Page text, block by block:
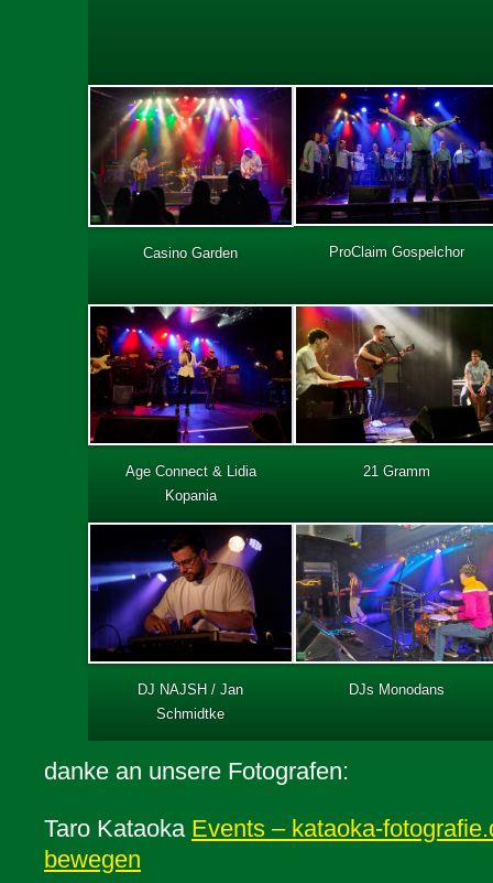
Casino Garden ProClaim Gospelchor
Age Connect & Lidia
Kopania
21 Gramm
DJ NAJSH / Jan
Schmidtke
DJs Monodans
danke an unsere Fotografen:
Taro Kataoka Events – kataoka-
bewegen